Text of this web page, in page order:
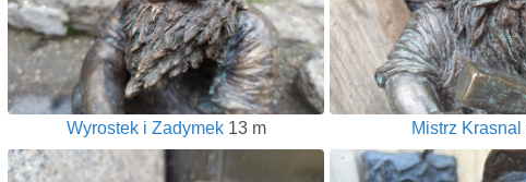
Wyrostek i Zadymek13 m Mistrz Krasnal